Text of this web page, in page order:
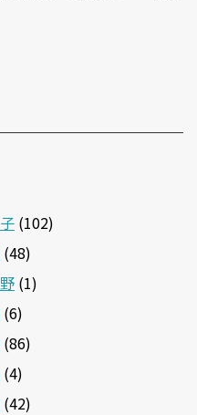
(102)
(48)
(1)
(6)
(86)
(4)
(42)